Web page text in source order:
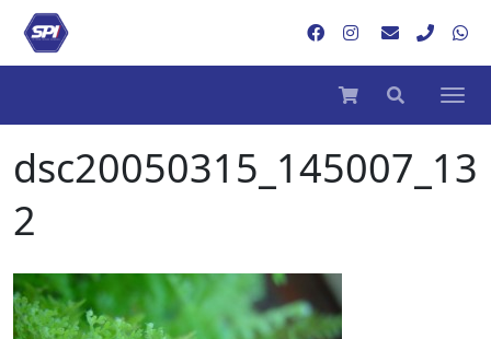
dsc20050315_145007_13
2